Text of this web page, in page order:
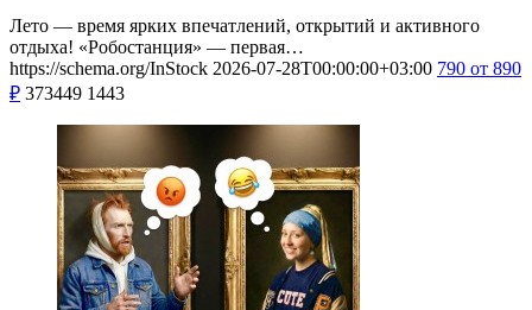
Лето — время ярких впечатлений, открытий и активного
отдыха! «Робостанция» — первая…
https://schema.org/InStock 2026-07-28T00:00:00+03:00 790 от 890
₽ 373449 1443